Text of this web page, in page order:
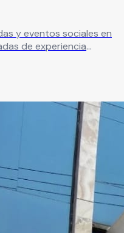
y eventos sociales en
de experiencia